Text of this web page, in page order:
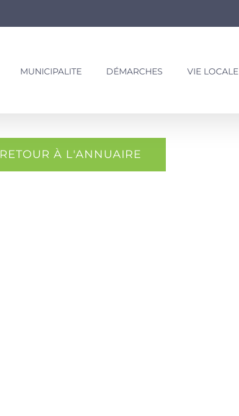
MUNICIPALITE DÉMARCHES VIE LOCALE
RETOUR À L'ANNUAIRE